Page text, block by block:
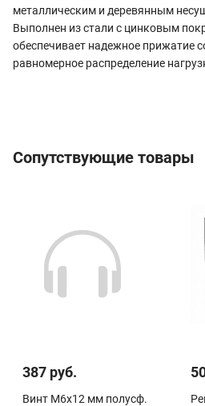
металлическим и деревянным
Выполнен из стали с цинковым
обеспечивает надежное прижатие
равномерное распределение
Сопутствующие товары
387 руб.
Винт М6х12 мм полусф.